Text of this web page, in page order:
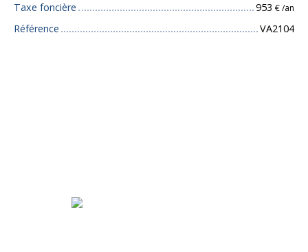
Taxe foncière 953 € /an
Référence VA2104